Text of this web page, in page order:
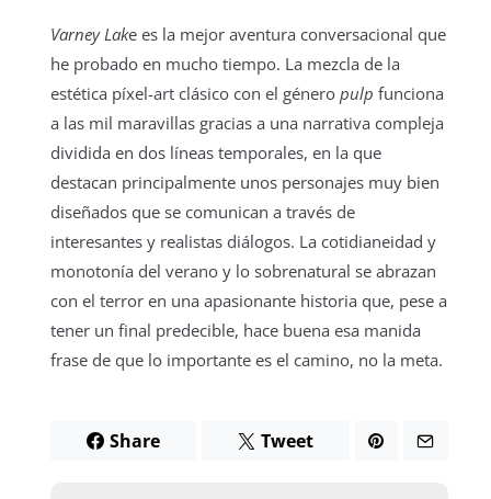
Varney Lake es la mejor aventura conversacional que
he probado en mucho tiempo. La mezcla de la
estética píxel-art clásico con el género pulp funciona
a las mil maravillas gracias a una narrativa compleja
dividida en dos líneas temporales, en la que
destacan principalmente unos personajes muy bien
diseñados que se comunican a través de
interesantes y realistas diálogos. La cotidianeidad y
monotonía del verano y lo sobrenatural se abrazan
con el terror en una apasionante historia que, pese a
tener un final predecible, hace buena esa manida
frase de que lo importante es el camino, no la meta.
Share Tweet